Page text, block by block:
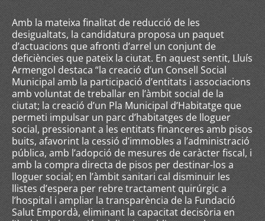
Amb la mateixa finalitat de reducció de les
desigualtats, la candidatura proposa un paquet
d’actuacions que afronti d’arrel un conjunt de
deficiències que pateix la ciutat. En aquest sentit, Lluís
Armengol destaca “la creació d’un Consell Social
Municipal amb la participació d’entitats i associacions
amb voluntat de treballar en l’àmbit social de la
ciutat; la creació d’un Pla Municipal d’Habitatge que
permeti impulsar un parc d’habitatges de lloguer
social, pressionant a les entitats financeres amb pisos
buits, afavorint la cessió d’immobles a l’administració
pública, amb l’adopció de mesures de caràcter fiscal, i
amb la compra directa de pisos per destinar-los a
lloguer social; en l’àmbit sanitari cal disminuir les
llistes d’espera per rebre tractament quirúrgic a
l’hospital i ampliar la transparència de la Fundació
Salut Empordà, eliminant la capacitat decisòria en